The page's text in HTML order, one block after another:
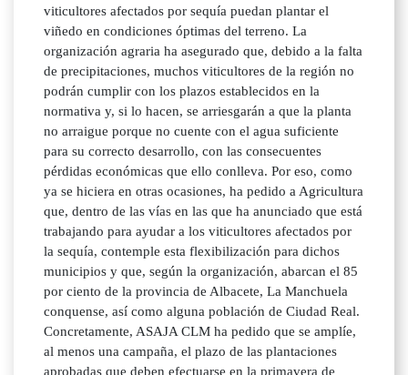
viticultores afectados por sequía puedan plantar el
viñedo en condiciones óptimas del terreno. La
organización agraria ha asegurado que, debido a la falta
de precipitaciones, muchos viticultores de la región no
podrán cumplir con los plazos establecidos en la
normativa y, si lo hacen, se arriesgarán a que la planta
no arraigue porque no cuente con el agua suficiente
para su correcto desarrollo, con las consecuentes
pérdidas económicas que ello conlleva. Por eso, como
ya se hiciera en otras ocasiones, ha pedido a Agricultura
que, dentro de las vías en las que ha anunciado que está
trabajando para ayudar a los viticultores afectados por
la sequía, contemple esta flexibilización para dichos
municipios y que, según la organización, abarcan el 85
por ciento de la provincia de Albacete, La Manchuela
conquense, así como alguna población de Ciudad Real.
Concretamente, ASAJA CLM ha pedido que se amplíe,
al menos una campaña, el plazo de las plantaciones
aprobadas que deben efectuarse en la primavera de